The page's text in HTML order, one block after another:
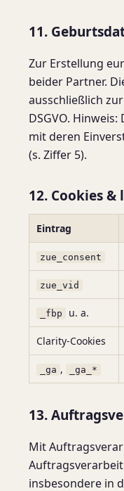
11.
Zur Erstellung
beider Partner.
ausschließlich
DSGVO.
mit deren
(s. Ziffer 5).
12. Cookies
Eintrag
zue_consent
zue_vid
_fbp u. a.
Clarity-Cookies
_ga , _ga_*
13.
Mit
insbesondere in